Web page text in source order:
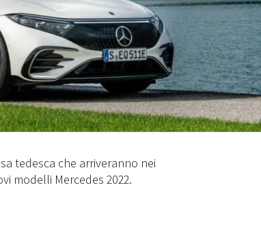
tedesca che arriveranno nei
modelli Mercedes 2022.